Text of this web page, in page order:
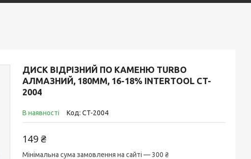
ДИСК ВІДРІЗНИЙ ПО КАМЕНЮ TURBO
АЛМАЗНИЙ, 180ММ, 16-18% INTERTOOL CT-
2004
В наявності Код: CT-2004
149 ₴
Мінімальна сума замовлення на сайті — 300 ₴